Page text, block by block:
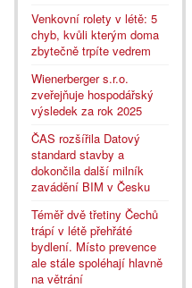
Venkovní rolety v létě: 5
chyb, kvůli kterým doma
zbytečně trpíte vedrem
Wienerberger s.r.o.
zveřejňuje hospodářský
výsledek za rok 2025
ČAS rozšířila Datový
standard stavby a
dokončila další milník
zavádění BIM v Česku
Téměř dvě třetiny Čechů
trápí v létě přehřáté
bydlení. Místo prevence
ale stále spoléhají hlavně
na větrání